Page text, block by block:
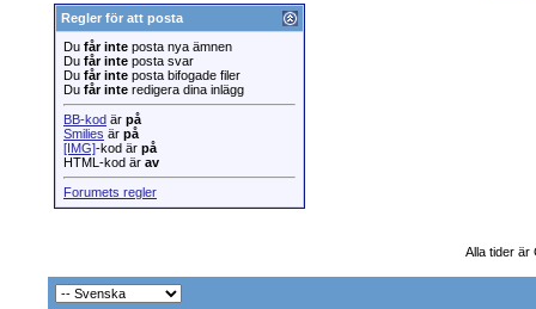
Regler för att posta
Du får inte posta nya ämnen
Du får inte posta svar
Du får inte posta bifogade filer
Du får inte redigera dina inlägg
BB-kod är på
Smilies är på
[IMG]-kod är på
HTML-kod är av
Forumets regler
Alla tider är